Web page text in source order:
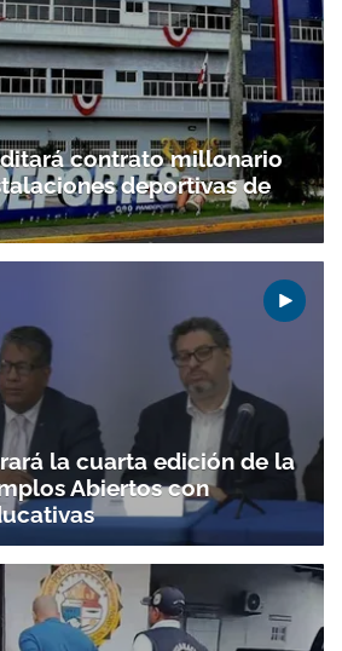
contrato millonario
deportivas de
la cuarta edición de la
Abiertos con